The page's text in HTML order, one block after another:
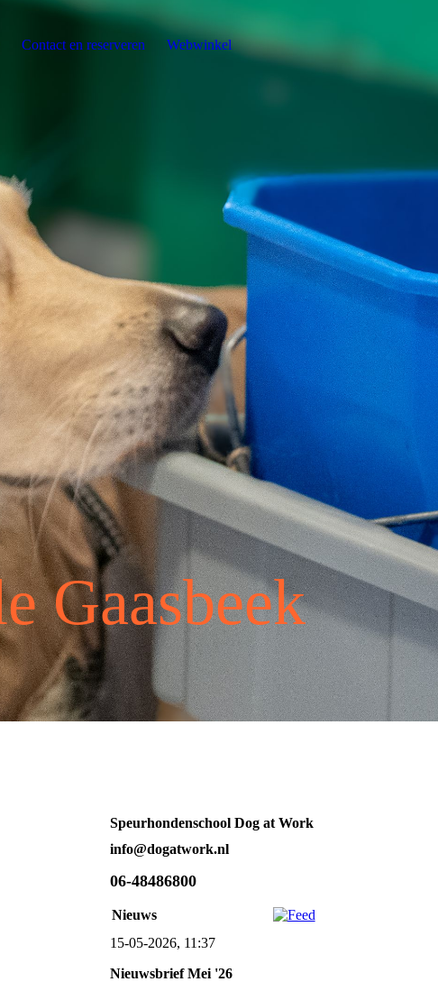
Contact en reserveren Webwinkel
Gaasbeek
Speurhondenschool Dog at Work
info@dogatwork.nl
06-48486800
Nieuws
15-05-2026, 11:37
Nieuwsbrief Mei '26